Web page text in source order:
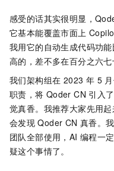
感受的话其实很明显，
它基本能覆盖市面上
我用它的自动生成代码功
高的，差不多在百分之六七
我们架构组在 2023 年 5
职责，将 Qoder CN 引入
觉真香。我推荐大家先用
会发现 Qoder CN 真香。
团队全部使用，AI 编程一
疑这个事情了。